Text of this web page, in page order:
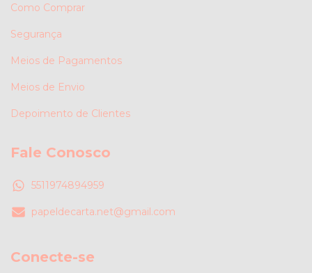
Como Comprar
Segurança
Meios de Pagamentos
Meios de Envio
Depoimento de Clientes
Fale Conosco
5511974894959
papeldecarta.net@gmail.com
Conecte-se